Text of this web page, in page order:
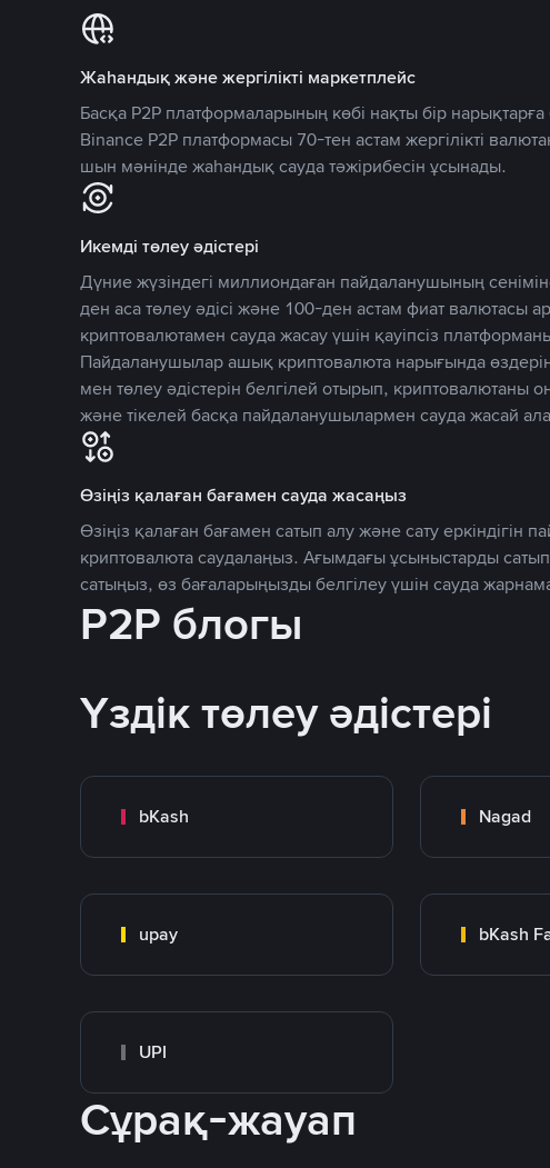
Жаһандық және жергілікті маркетплейс
Басқа P2P платформаларының көбі нақты бір нарықтарға
Binance P2P платформасы 70-тен астам жергілікті
шын мәнінде жаһандық сауда тәжірибесін ұсынады.
Икемді төлеу әдістері
Дүние жүзіндегі миллиондаған пайдаланушының
ден аса төлеу әдісі және 100-ден астам фиат валютасы
криптовалютамен сауда жасау үшін қауіпсіз
Пайдаланушылар ашық криптовалюта нарығында
мен төлеу әдістерін белгілей отырып, криптовалютаны
және тікелей басқа пайдаланушылармен сауда жасай
Өзіңіз қалаған бағамен сауда жасаңыз
Өзіңіз қалаған бағамен сатып алу және сату еркіндігін
криптовалюта саудалаңыз. Ағымдағы ұсыныстарды
сатыңыз, өз бағаларыңызды белгілеу үшін сауда
P2P блогы
Үздік төлеу әдістері
bKash Nagad
upay bKash
UPI
Сұрақ-жауап